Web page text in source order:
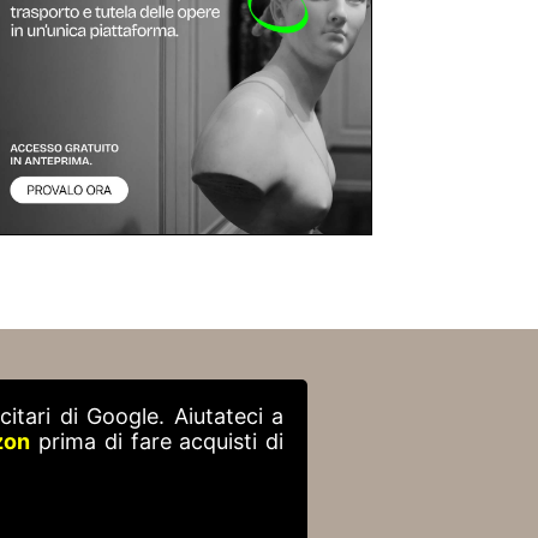
di Google. Aiutateci a
prima di fare acquisti di